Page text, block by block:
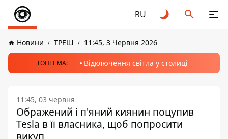
RU
Новини ТРЕШ 11:45, 3 Червня 2026
ТОПТЕМА: Відключення світла у столиці
11:45, 03 червня
Ображений і п'яний киянин поцупив
Tesla в її власника, щоб попросити
викуп